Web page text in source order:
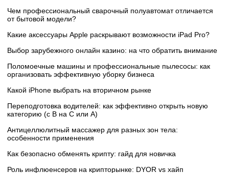
Чем профессиональный сварочный полуавтомат отличается
от бытовой модели?
Какие аксессуары Apple раскрывают возможности iPad Pro?
Выбор зарубежного онлайн казино: на что обратить внимание
Поломоечные машины и профессиональные пылесосы: как
организовать эффективную уборку бизнеса
Какой iPhone выбрать на вторичном рынке
Переподготовка водителей: как эффективно открыть новую
категорию (с B на C или А)
Антицеллюлитный массажер для разных зон тела:
особенности применения
Как безопасно обменять крипту: гайд для новичка
Роль инфлюенсеров на крипторынке: DYOR vs хайп